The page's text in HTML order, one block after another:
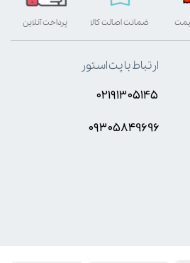
پرداخت آنلاین ضمانت اصالت کالا
ارتباط با پت استور
۰۲۱۹۱۳۰۵۱۴۵
۰۹۳۰۵8۴9696